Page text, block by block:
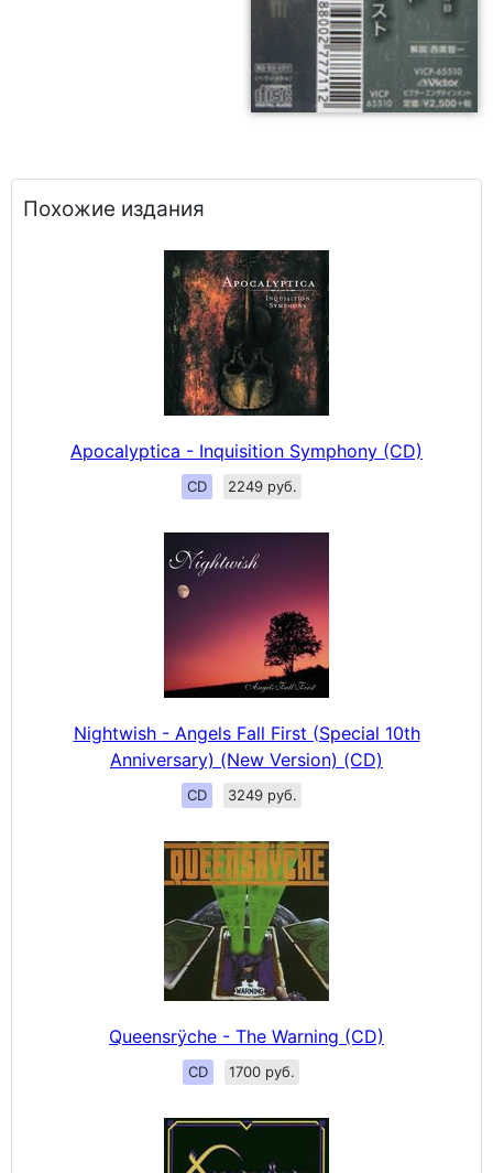
Похожие издания
Apocalyptica - Inquisition Symphony (CD)
CD 2249 руб.
Nightwish - Angels Fall First (Special 10th
Anniversary) (New Version) (CD)
CD 3249 руб.
Queensrÿche - The Warning (CD)
CD 1700 руб.